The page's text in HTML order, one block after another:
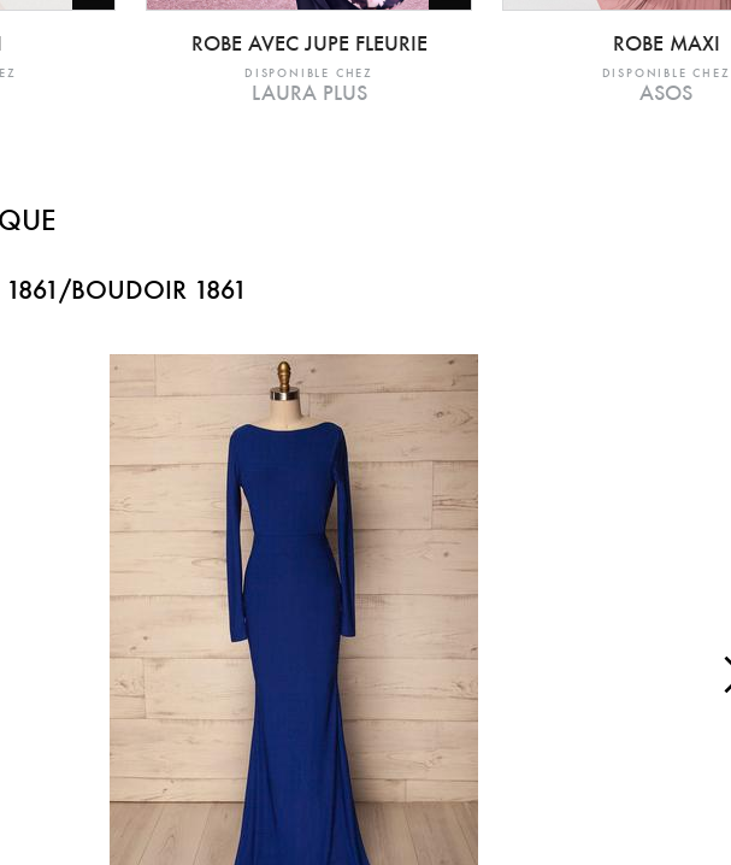
ROBE AVEC JUPE FLEURIE
DISPONIBLE CHEZ
LAURA PLUS
ROBE MAXI
DISPONIBLE CHEZ
ASOS
BOUDOIR 1861